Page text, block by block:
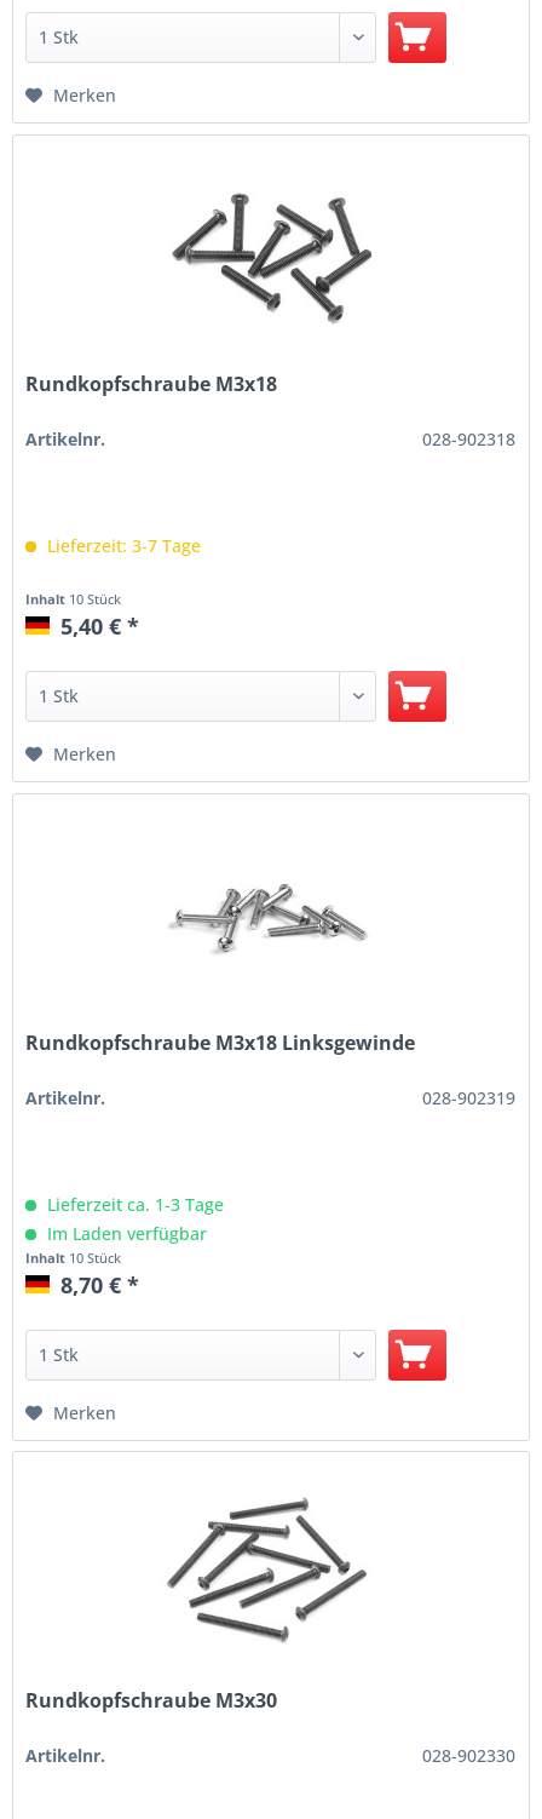
Merken
Rundkopfschraube M3x18
Artikelnr. 028-902318
Lieferzeit: 3-7 Tage
Inhalt 10 Stück
5,40 € *
Merken
Rundkopfschraube M3x18 Linksgewinde
Artikelnr. 028-902319
Lieferzeit ca. 1-3 Tage
Im Laden verfügbar
Inhalt 10 Stück
8,70 € *
Merken
Rundkopfschraube M3x30
Artikelnr. 028-902330